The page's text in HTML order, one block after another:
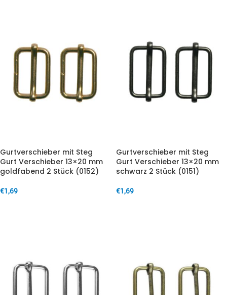
Gurtverschieber mit Steg
Gurt Verschieber 13×20 mm
goldfabend 2 Stück (0152)
€1,69
Gurtverschieber mit Steg
Gurt Verschieber 13×20 mm
schwarz 2 Stück (0151)
€1,69